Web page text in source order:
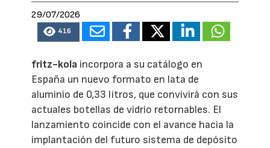
29/07/2026
416
fritz-kola incorpora a su catálogo en
España un nuevo formato en lata de
aluminio de 0,33 litros, que convivirá con sus
actuales botellas de vidrio retornables. El
lanzamiento coincide con el avance hacia la
implantación del futuro sistema de depósito